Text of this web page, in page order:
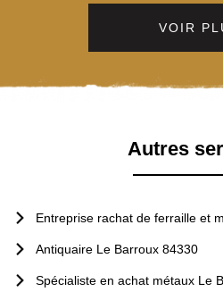
VOIR
Autres
Entreprise rachat de ferraille et
Antiquaire Le Barroux 84330
Spécialiste en achat métaux Le